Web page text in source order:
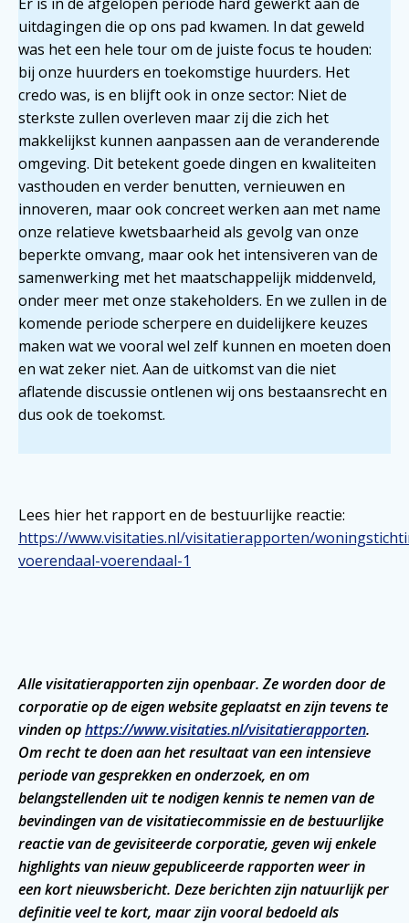
uitdagingen die op ons pad kwamen. In dat geweld
was het een hele tour om de juiste focus te houden:
bij onze huurders en toekomstige huurders. Het
credo was, is en blijft ook in onze sector: Niet de
sterkste zullen overleven maar zij die zich het
makkelijkst kunnen aanpassen aan de veranderende
omgeving. Dit betekent goede dingen en kwaliteiten
vasthouden en verder benutten, vernieuwen en
innoveren, maar ook concreet werken aan met name
onze relatieve kwetsbaarheid als gevolg van onze
beperkte omvang, maar ook het intensiveren van de
samenwerking met het maatschappelijk middenveld,
onder meer met onze stakeholders. En we zullen in de
komende periode scherpere en duidelijkere keuzes
maken wat we vooral wel zelf kunnen en moeten doen
en wat zeker niet. Aan de uitkomst van die niet
aflatende discussie ontlenen wij ons bestaansrecht en
dus ook de toekomst.
Lees hier het rapport en de bestuurlijke reactie:
https://www.visitaties.nl/visitatierapporten/
voerendaal-voerendaal-1
Alle visitatierapporten zijn openbaar. Ze worden door de
corporatie op de eigen website geplaatst en zijn tevens te
vinden ophttps://www.visitaties.nl/visitatierapporten.
Om recht te doen aan het resultaat van een intensieve
periode van gesprekken en onderzoek, en om
belangstellenden uit te nodigen kennis te nemen van de
bevindingen van de visitatiecommissie en de bestuurlijke
reactie van de gevisiteerde corporatie, geven wij enkele
highlights van nieuw gepubliceerde rapporten weer in
een kort nieuwsbericht. Deze berichten zijn natuurlijk per
definitie veel te kort, maar zijn vooral bedoeld als